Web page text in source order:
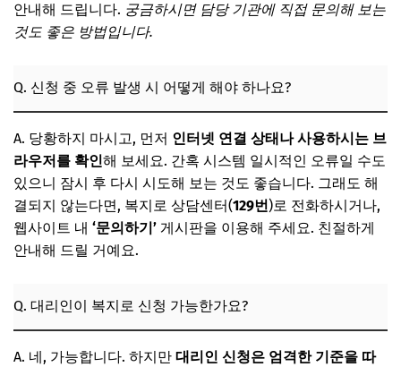
안내해 드립니다. 궁금하시면 담당 기관에 직접 문의해 보는
것도 좋은 방법입니다.
Q. 신청 중 오류 발생 시 어떻게 해야 하나요?
A. 당황하지 마시고, 먼저 인터넷 연결 상태나 사용하시는 브
라우저를 확인해 보세요. 간혹 시스템 일시적인 오류일 수도
있으니 잠시 후 다시 시도해 보는 것도 좋습니다. 그래도 해
결되지 않는다면, 복지로 상담센터(129번)로 전화하시거나,
웹사이트 내 ‘문의하기’ 게시판을 이용해 주세요. 친절하게
안내해 드릴 거예요.
Q. 대리인이 복지로 신청 가능한가요?
A. 네, 가능합니다. 하지만 대리인 신청은 엄격한 기준을 따